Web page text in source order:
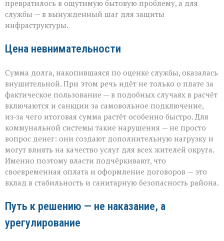
превратилось в ощутимую бытовую проблему, а для
службы — в вынужденный шаг для защиты
инфраструктуры.
Цена невнимательности
Сумма долга, накопившаяся по оценке службы, оказалась
внушительной. При этом речь идёт не только о плате за
фактическое пользование — в подобных случаях в расчёт
включаются и санкции за самовольное подключение,
из‑за чего итоговая сумма растёт особенно быстро. Для
коммунальной системы такие нарушения — не просто
вопрос денег: они создают дополнительную нагрузку и
могут влиять на качество услуг для всех жителей округа.
Именно поэтому власти подчёркивают, что
своевременная оплата и оформление договоров — это
вклад в стабильность и санитарную безопасность района.
Путь к решению — не наказание, а
урегулирование